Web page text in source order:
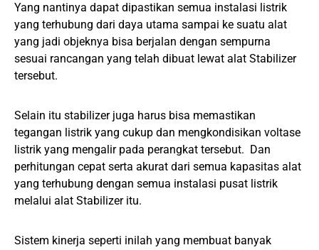
Yang nantinya dapat dipastikan semua instalasi listrik
yang terhubung dari daya utama sampai ke suatu alat
yang jadi objeknya bisa berjalan dengan sempurna
sesuai rancangan yang telah dibuat lewat alat Stabilizer
tersebut.
Selain itu stabilizer juga harus bisa memastikan
tegangan listrik yang cukup dan mengkondisikan voltase
listrik yang mengalir pada perangkat tersebut. Dan
perhitungan cepat serta akurat dari semua kapasitas alat
yang terhubung dengan semua instalasi pusat listrik
melalui alat Stabilizer itu.
Sistem kinerja seperti inilah yang membuat banyak